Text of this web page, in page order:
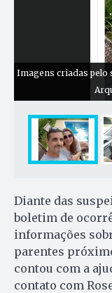
Imagens criadas pelo
Diante das
boletim de
informações
parentes
contou com a
contato com